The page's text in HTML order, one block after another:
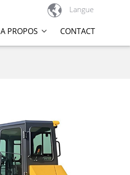
 Langue
A PROPOS CONTACT